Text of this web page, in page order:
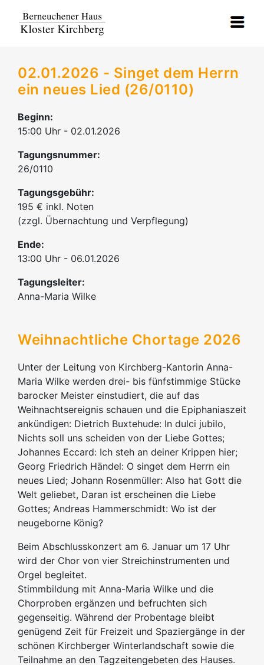
02.01.2026 - Singet dem Herrn
ein neues Lied (26/0110)
Beginn:
15:00 Uhr - 02.01.2026
Tagungsnummer:
26/0110
Tagungsgebühr:
195 € inkl. Noten
(zzgl. Übernachtung und Verpflegung)
Ende:
13:00 Uhr - 06.01.2026
Tagungsleiter:
Anna-Maria Wilke
Weihnachtliche Chortage 2026
Unter der Leitung von Kirchberg-Kantorin Anna-
Maria Wilke werden drei- bis fünfstimmige Stücke
barocker Meister einstudiert, die auf das
Weihnachtsereignis schauen und die Epiphaniaszeit
ankündigen: Dietrich Buxtehude: In dulci jubilo,
Nichts soll uns scheiden von der Liebe Gottes;
Johannes Eccard: Ich steh an deiner Krippen hier;
Georg Friedrich Händel: O singet dem Herrn ein
neues Lied; Johann Rosenmüller: Also hat Gott die
Welt geliebet, Daran ist erscheinen die Liebe
Gottes; Andreas Hammerschmidt: Wo ist der
neugeborne König?
Beim Abschlusskonzert am 6. Januar um 17 Uhr
wird der Chor von vier Streichinstrumenten und
Orgel begleitet.
Stimmbildung mit Anna-Maria Wilke und die
Chorproben ergänzen und befruchten sich
gegenseitig. Während der Probentage bleibt
genügend Zeit für Freizeit und Spaziergänge in der
schönen Kirchberger Winterlandschaft sowie die
Teilnahme an den Tagzeitengebeten des Hauses.